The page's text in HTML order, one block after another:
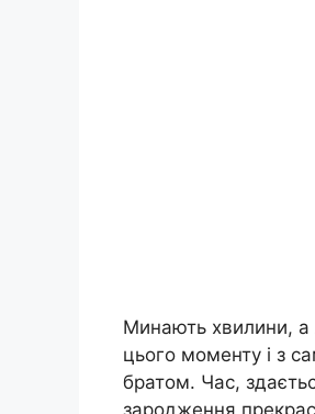
Минають хвилини, а
цього моменту і з
братом. Час,